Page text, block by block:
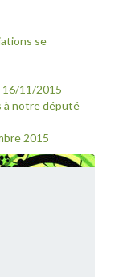
se
16/11/2015
à notre député
2015